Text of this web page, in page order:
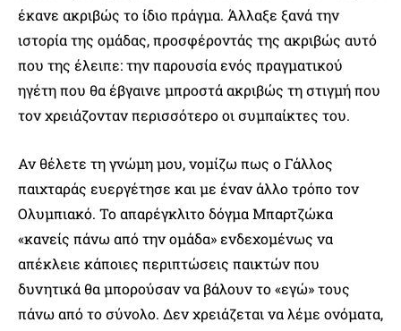
έκανε ακριβώς το ίδιο πράγμα. Άλλαξε ξανά την
ιστορία της ομάδας, προσφέροντάς της ακριβώς αυτό
που της έλειπε: την παρουσία ενός πραγματικού
ηγέτη που θα έβγαινε μπροστά ακριβώς τη στιγμή που
τον χρειάζονταν περισσότερο οι συμπαίκτες του.
Αν θέλετε τη γνώμη μου, νομίζω πως ο Γάλλος
παιχταράς ευεργέτησε και με έναν άλλο τρόπο τον
Ολυμπιακό. Το απαρέγκλιτο δόγμα Μπαρτζώκα
«κανείς πάνω από την ομάδα» ενδεχομένως να
απέκλειε κάποιες περιπτώσεις παικτών που
δυνητικά θα μπορούσαν να βάλουν το «εγώ» τους
πάνω από το σύνολο. Δεν χρειάζεται να λέμε ονόματα,